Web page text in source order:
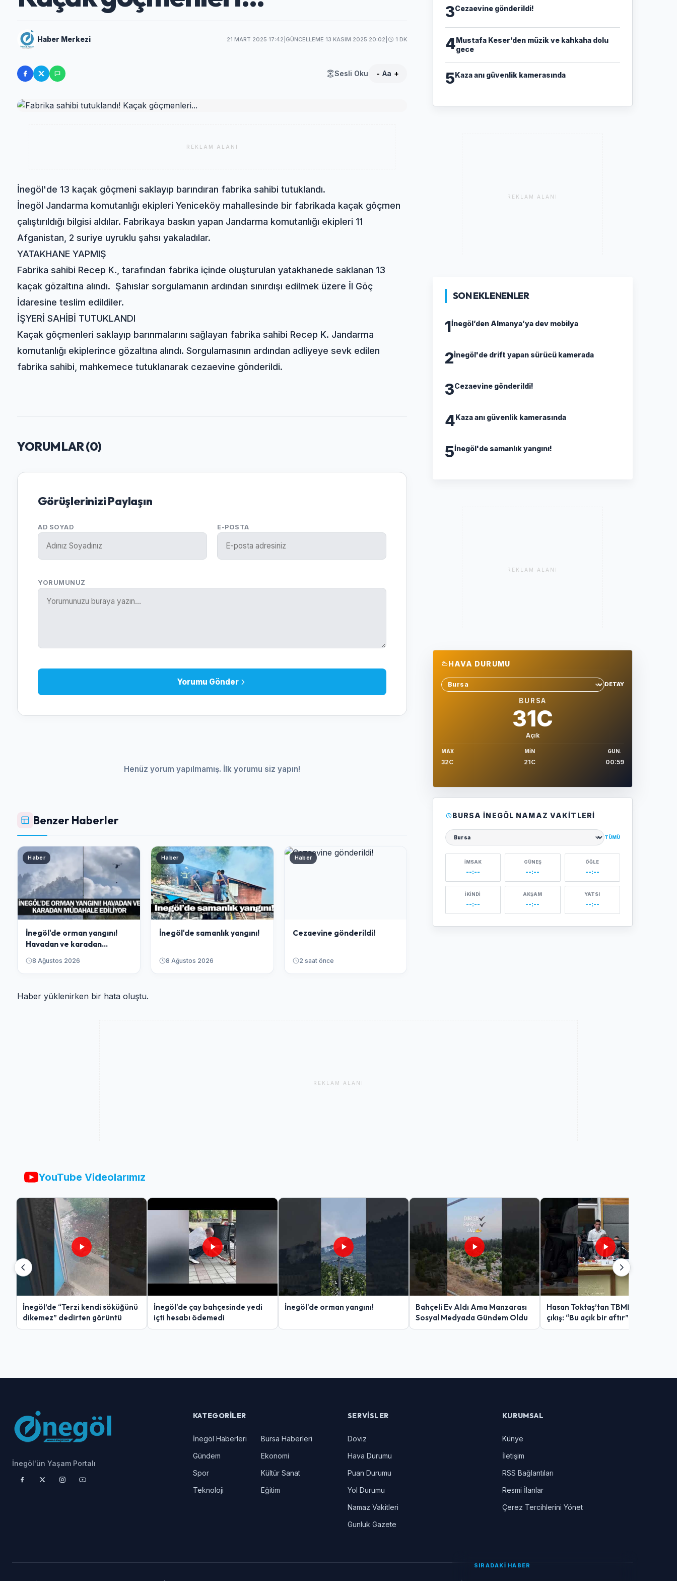
Haber Merkezi 21 MART 2025 17:42 GÜNCELLEME 13 KASIM 2025 20:02 1 DK
Sesli Oku - Aa +
REKLAM ALANI
İnegöl'de 13 kaçak göçmeni saklayıp barındıran fabrika sahibi tutuklandı.
İnegöl Jandarma komutanlığı ekipleri Yeniceköy mahallesinde bir fabrikada kaçak göçmen
çalıştırıldığı bilgisi aldılar. Fabrikaya baskın yapan Jandarma komutanlığı ekipleri 11
Afganistan, 2 suriye uyruklu şahsı yakaladılar.
YATAKHANE YAPMIŞ
Fabrika sahibi Recep K., tarafından fabrika içinde oluşturulan yatakhanede saklanan 13
kaçak gözaltına alındı. Şahıslar sorgulamanın ardından sınırdışı edilmek üzere İl Göç
İdaresine teslim edildiler.
İŞYERİ SAHİBİ TUTUKLANDI
Kaçak göçmenleri saklayıp barınmalarını sağlayan fabrika sahibi Recep K. Jandarma
komutanlığı ekiplerince gözaltına alındı. Sorgulamasının ardından adliyeye sevk edilen
fabrika sahibi, mahkemece tutuklanarak cezaevine gönderildi.
YORUMLAR (0)
Görüşlerinizi Paylaşın
AD SOYAD E-POSTA
YORUMUNUZ
Yorumu Gönder
Henüz yorum yapılmamış. İlk yorumu siz yapın!
Benzer Haberler
Haber
İnegöl'de orman yangını!
Havadan ve karadan
müdahale ediliyor
8 Ağustos 2026
Haber
İnegöl'de samanlık yangını!
8 Ağustos 2026
Haber
Cezaevine gönderildi!
2 saat önce
Haber yüklenirken bir hata oluştu.
3Cezaevine gönderildi!
4Mustafa Keser’den müzik ve kahkaha dolu
gece
5Kaza anı güvenlik kamerasında
REKLAM ALANI
SON EKLENENLER
1İnegöl’den Almanya’ya dev mobilya
2İnegöl'de drift yapan sürücü kamerada
3Cezaevine gönderildi!
4Kaza anı güvenlik kamerasında
5İnegöl'de samanlık yangını!
REKLAM ALANI
HAVA DURUMU
Sehir sec
DETAY
BURSA
31C
Açık
MAX
32C
MIN
21C
GUN.
00:59
BURSA İNEGÖL NAMAZ VAKITLERI
Şehir seçin
TÜMÜ
İMSAK
--:--
GÜNEŞ
--:--
ÖĞLE
--:--
İKINDI
--:--
AKŞAM
--:--
YATSI
--:--
REKLAM ALANI
YouTube Videolarımız
İnegöl’de “Terzi kendi söküğünü
dikemez” dedirten görüntü
İnegöl'de çay bahçesinde yedi
içti hesabı ödemedi
İnegöl'de orman yangını!
Bahçeli Ev Aldı Ama Manzarası
Sosyal Medyada Gündem Oldu
Hasan Toktaş’tan TBMM’de sert
çıkış: “Bu açık bir aftır”
İnegöl'ün Yaşam Portalı
KATEGORILER
İnegöl Haberleri
Bursa Haberleri
Gündem
Ekonomi
Spor
Kültür Sanat
Teknoloji
Eğitim
SERVISLER
Doviz
Hava Durumu
Puan Durumu
Yol Durumu
Namaz Vakitleri
Gunluk Gazete
KURUMSAL
Künye
İletişim
RSS Bağlantıları
Resmi İlanlar
Çerez Tercihlerini Yönet
SIRADAKİ HABER